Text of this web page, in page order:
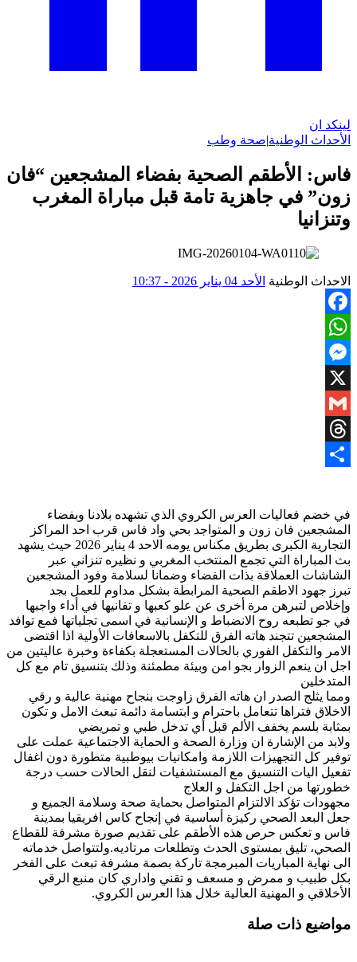
لينكد ان
الأحداث الوطنية|صحة وطب
فاس: الأطقم الصحية بفضاء المشجعين “فان
زون” في جاهزية تامة قبل مباراة المغرب
وتنزانيا
الاحداث الوطنية الأحد 04 يناير 2026 - 10:37
Facebook
WhatsApp
Messenger
X
Gmail
Threads
في خضم فعاليات العرس الكروي الذي تشهده بلادنا وبفضاء
المشجعين فان زون و المتواجد بحي واد فاس قرب احد المراكز
التجارية الكبرى بطريق مكناس يومه الاحد 4 يناير 2026 حيث يشهد
بث المباراة التي تجمع المنتخب المغربي و نظيره تنزاني عبر
الشاشات العملاقة بذات الفضاء وضمانا لسلامة وفود المشجعين
تبرز جهود الاطقم الصحية المرابطة بشكل مداوم للعمل بجد
وإخلاص لتبرهن مرة أخرى عن علو كعبها و تفانيها في أداء واجبها
في جو تطبعه روح الانضباط و الإنسانية في اسمى تجلياتها فمع توافد
المشجعين تتجند هاته الفرق للتكفل بالاسعافات الأولية اذا اقتضى
الامر والتكفل الفوري بالحالات المستعجلة بكفاءة وخبرة عاليتين من
اجل ان ينعم الزوار بجو امن وبيئة مطمئنة وذلك بتنسيق تام مع كل
المتدخلين
ومما يثلج الصدر ان هاته الفرق زاوجت بنجاح مهنية عالية و رقي
الاخلاق فتراها تتعامل باحترام و ابتسامة دائمة تبعث الامل و تكون
بمثابة بلسم يخفف الألم قبل أي تدخل طبي و تمريضي
ولابد من الإشارة ان وزارة الصحة و الحماية الاجتماعية عملت على
توفير كل التجهيزات اللازمة وامكانيات بيوطبية متطورة دون اغفال
تفعيل اليات التنسيق مع المستشفيات لنقل الحالات حسب درجة
خطورتها من اجل التكفل و العلاج
مجهودات تؤكد الالتزام المتواصل بحماية صحة وسلامة الجميع و
جعل البعد الصحي ركيزة أساسية في إنجاح كاس افريقيا بمدينة
فاس و تعكس حرص هذه الأطقم على تقديم صورة مشرفة للقطاع
الصحي، تليق بمستوى الحدث وتطلعات مرتاديه.ولتتواصل خدماته
الى نهاية المباريات المبرمجة تاركة بصمة مشرفة تبعث على الفخر
بكل طبيب و ممرض و مسعف و تقني واداري كان منبع الرقي
الأخلاقي و المهنية العالية خلال هذا العرس الكروي.
مواضيع ذات صلة